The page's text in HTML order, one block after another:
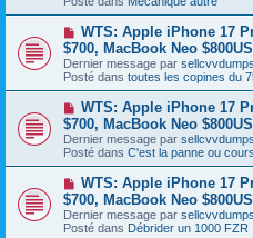
a
g
e
e
a
u
m
e
s
a
g
e
N
o
u
v
e
a
u
m
e
s
a
g
e
WTS: Apple iPhone 17
$700, MacBook Neo
Dernier message par sellcvvdumps
Posté dans toutes les copines du
N
o
u
v
e
a
u
m
e
s
WTS: Apple iPhone 17
$700, MacBook Neo
Dernier message par sellcvvdumps
Posté dans C'est la panne ou
N
o
u
v
e
WTS: Apple iPhone 17
$700, MacBook Neo
Dernier message par sellcvvdumps
Posté dans Débrider un 1000 FZR